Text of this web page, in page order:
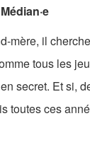
mère, il
tous les
secret. Et si,
ces